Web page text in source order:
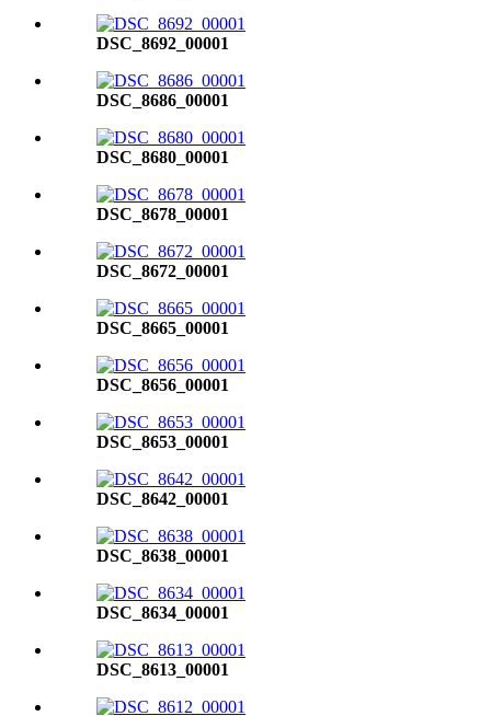
DSC_8692_00001
DSC_8686_00001
DSC_8680_00001
DSC_8678_00001
DSC_8672_00001
DSC_8665_00001
DSC_8656_00001
DSC_8653_00001
DSC_8642_00001
DSC_8638_00001
DSC_8634_00001
DSC_8613_00001